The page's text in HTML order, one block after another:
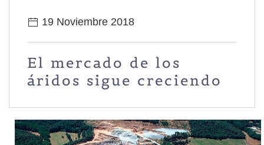
19 Noviembre 2018
El mercado de los
áridos sigue creciendo